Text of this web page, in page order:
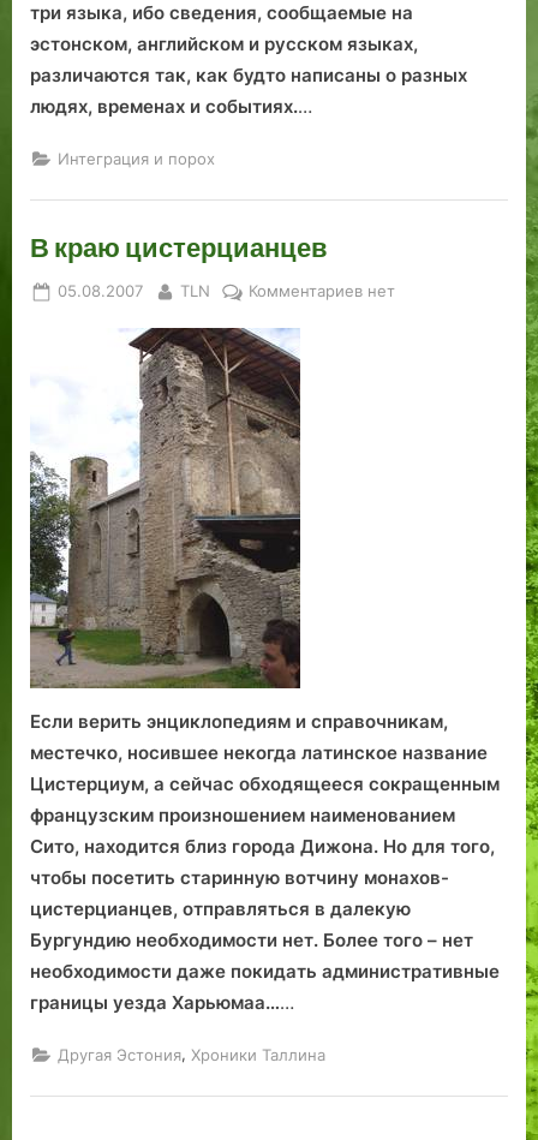
три языка, ибо сведения, сообщаемые на
эстонском, английском и русском языках,
различаются так, как будто написаны о разных
людях, временах и событиях.…
Интеграция и порох
В краю цистерцианцев
Posted
05.08.2007 By
TLN Комментариевкнет
Если верить энциклопедиям и справочникам,
местечко, носившее некогда латинское название
Цистерциум, а сейчас обходящееся сокращенным
французским произношением наименованием
Сито, находится близ города Дижона. Но для того,
чтобы посетить старинную вотчину монахов-
цистерцианцев, отправляться в далекую
Бургундию необходимости нет. Более того – нет
необходимости даже покидать административные
границы уезда Харьюмаа……
Другая Эстония, Хроники Таллина